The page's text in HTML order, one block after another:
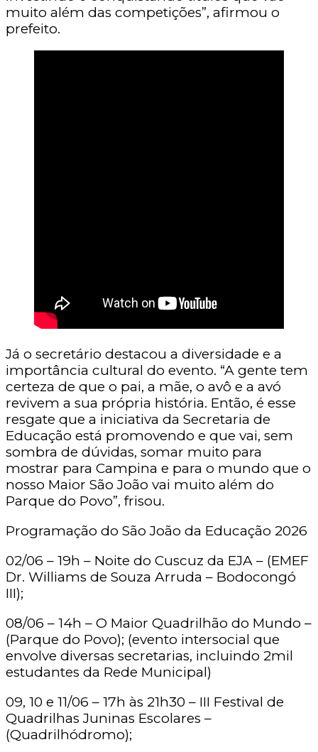
muito além das competições”, afirmou o
prefeito.
Já o secretário destacou a diversidade e a
importância cultural do evento. “A gente tem
certeza de que o pai, a mãe, o avô e a avó
revivem a sua própria história. Então, é esse
resgate que a iniciativa da Secretaria de
Educação está promovendo e que vai, sem
sombra de dúvidas, somar muito para
mostrar para Campina e para o mundo que o
nosso Maior São João vai muito além do
Parque do Povo”, frisou.
Programação do São João da Educação 2026
02/06 – 19h – Noite do Cuscuz da EJA – (EMEF
Dr. Williams de Souza Arruda – Bodocongó
III);
08/06 – 14h – O Maior Quadrilhão do Mundo –
(Parque do Povo); (evento intersocial que
envolve diversas secretarias, incluindo 2mil
estudantes da Rede Municipal)
09, 10 e 11/06 – 17h às 21h30 – III Festival de
Quadrilhas Juninas Escolares –
(Quadrilhódromo);